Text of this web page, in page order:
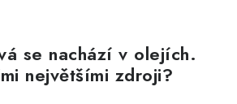
se nachází v olejích.
největšími zdroji?